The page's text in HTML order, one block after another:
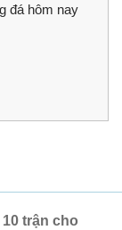
đá hôm nay
trận cho